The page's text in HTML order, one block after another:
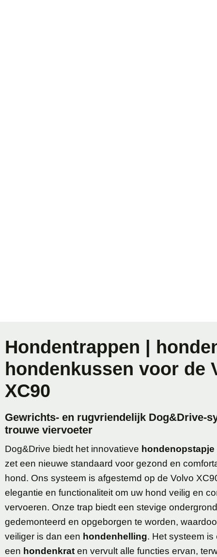
Hondentrappen |
hondenkussen voor de
XC90
Gewrichts- en rugvriendelijk Dog&Drive-
trouwe viervoeter
Dog&Drive biedt het innovatieve hondenopstapje
zet een nieuwe standaard voor gezond en
hond. Ons systeem is afgestemd op de Volvo
elegantie en functionaliteit om uw hond veilig en
vervoeren. Onze trap biedt een stevige
gedemonteerd en opgeborgen te worden,
veiliger is dan een hondenhelling. Het systeem
een hondenkrat en vervult alle functies ervan,